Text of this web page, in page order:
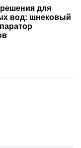
для
вод: шнековый